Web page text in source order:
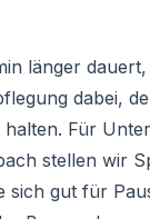
länger
dabei,
Für
stellen wir
sich gut für